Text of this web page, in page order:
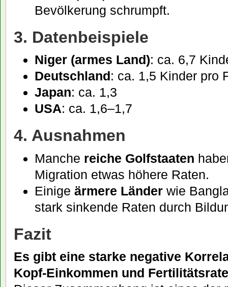
Bevölkerung schrumpft.
3. Datenbeispiele
Niger (armes Land): ca. 6,7
Deutschland: ca. 1,5 Kinder pro
Japan: ca. 1,3
USA: ca. 1,6–1,7
4. Ausnahmen
Manche reiche Golfstaaten
Migration etwas höhere Raten.
Einige ärmere Länderwie
stark sinkende Raten durch
Fazit
Es gibt eine starke negative
Kopf-Einkommen und